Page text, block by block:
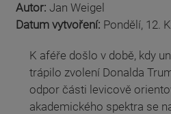
Autor: Jan Weigel
Datum vytvoření: Pondělí, 12.
K aféře došlo v době, kdy
trápilo zvolení Donalda
odpor části levicově
akademického spektra se